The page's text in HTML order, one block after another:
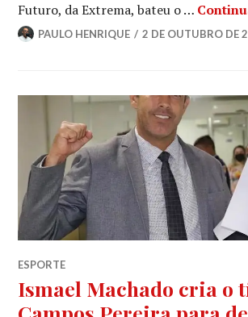
Futuro, da Extrema, bateu o …
PAULO HENRIQUE 2 DE OUTUBRO DE
ESPORTE
Ismael Machado cria o